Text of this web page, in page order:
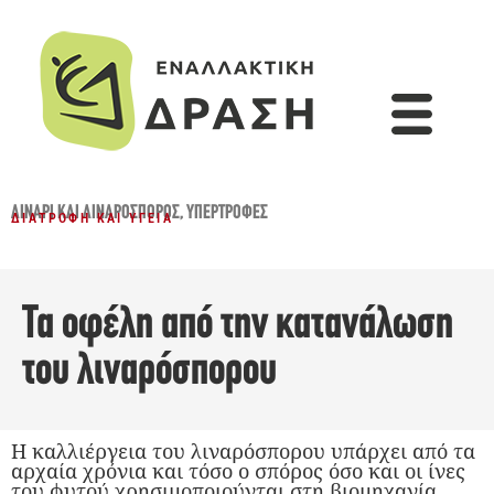
ΛΙΝΆΡΙ ΚΑΙ ΛΙΝΑΡΌΣΠΟΡΟΣ,ΥΠΕΡΤΡΟΦΈΣ
ΔΙΑΤΡΟΦΉ ΚΑΙ ΥΓΕΊΑ
Τα οφέλη από την κατανάλωση
του λιναρόσπορου
Η καλλιέργεια του λιναρόσπορου υπάρχει από τα
αρχαία χρόνια και τόσο ο σπόρος όσο και οι ίνες